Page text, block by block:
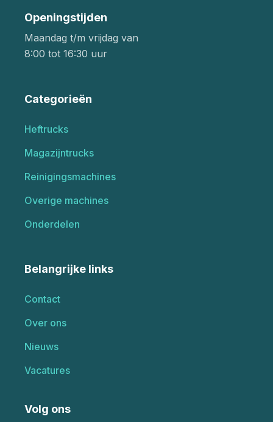
Openingstijden
Maandag t/m vrijdag van
8:00 tot 16:30 uur
Categorieën
Heftrucks
Magazijntrucks
Reinigingsmachines
Overige machines
Onderdelen
Belangrijke links
Contact
Over ons
Nieuws
Vacatures
Volg ons